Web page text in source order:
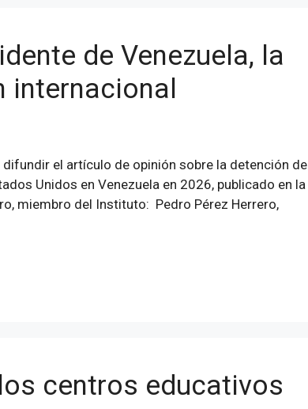
de Venezuela, la
internacional
difundir el artículo de opinión sobre la detención de
Unidos en Venezuela en 2026, publicado en la
miembro del Instituto: Pedro Pérez Herrero,
centros educativos